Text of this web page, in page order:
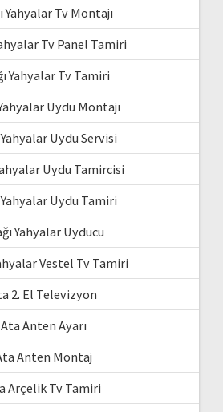
Yahyalar Tv Montajı
Tv Panel Tamiri
Yahyalar Tv Tamiri
Uydu Montajı
Yahyalar Uydu Servisi
Uydu Tamircisi
Yahyalar Uydu Tamiri
Yahyalar Uyducu
Vestel Tv Tamiri
2. El Televizyon
Ata Anten Ayarı
Anten Montaj
Arçelik Tv Tamiri